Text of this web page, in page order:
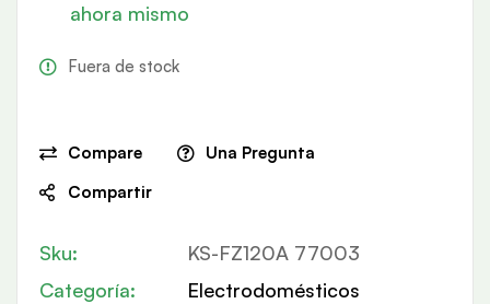
ahora mismo
Fuera de stock
Compare
Una Pregunta
Compartir
Sku:
KS-FZ120A 77003
Categoría:
Electrodomésticos